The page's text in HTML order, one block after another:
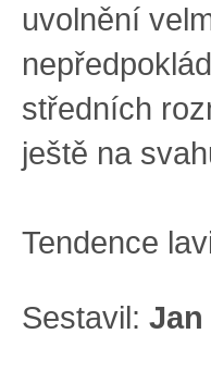
uvolnění
středních
ještě na
Tendence
Sestavil: Jan